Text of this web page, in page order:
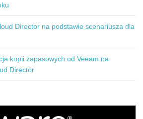
Director na podstawie scenariusza dla
kopii zapasowych od Veeam na
Director